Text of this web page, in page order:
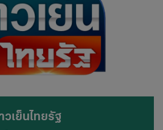
วเย็นไทยรัฐ